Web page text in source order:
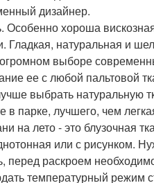
дизайнер.
хороша
Гладкая, натуральная и
выборе
ее с любой пальтовой
выбрать натуральную
в парке, лучшего, чем
лето - это блузочная
или с рисунком.
перед раскроем
температурный режим